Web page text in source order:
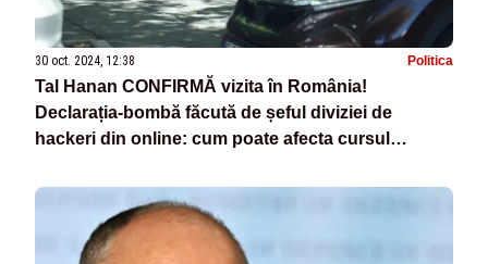
30 oct. 2024, 12:38 Politica
Tal Hanan CONFIRMĂ vizita în România!
Declarația-bombă făcută de șeful diviziei de
hackeri din online: cum poate afecta cursul